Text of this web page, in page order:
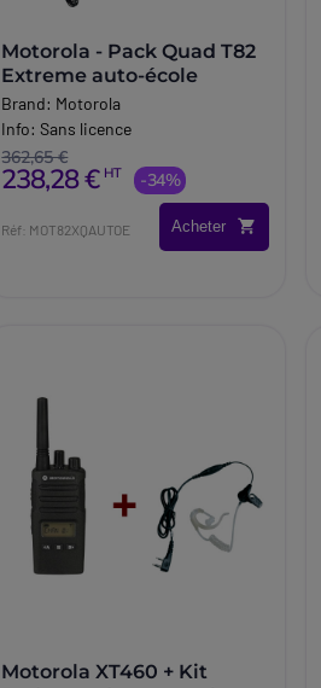
Motorola - Pack Quad T82
Extreme auto-école
Brand: Motorola
Info:Sans licence
362,65 €
238,28 € HT -34%
Réf: MOT82XQAUTOE Acheter
Motorola XT460 + Kit